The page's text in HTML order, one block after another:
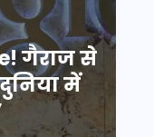
गैराज से
में